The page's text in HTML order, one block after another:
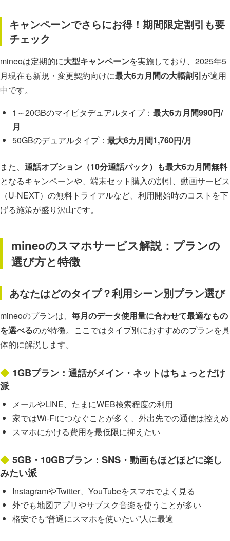
キャンペーンでさらにお得！期間限定割引も要
チェック
mineoは定期的に大型キャンペーンを実施しており、2025年5
月現在も新規・変更契約向けに最大6カ月間の大幅割引が適用
中です。
1～20GBのマイピタデュアルタイプ： 最大6カ月間990円/
月
50GBのデュアルタイプ： 最大6カ月間1,760円/月
また、 通話オプション（10分通話パック）も最大6カ月間無料
となるキャンペーンや、端末セット購入の割引、動画サービス
（U-NEXT）の無料トライアルなど、利用開始時のコストを下
げる施策が盛り沢山です。
mineoのスマホサービス解説：プランの
選び方と特徴
あなたはどのタイプ？利用シーン別プラン選び
mineoのプランは、 毎月のデータ使用量に合わせて最適なもの
を選べるのが特徴。ここではタイプ別におすすめのプランを具
体的に解説します。
1GBプラン：通話がメイン・ネットはちょっとだけ
派
メールやLINE、たまにWEB検索程度の利用
家ではWi-Fiにつなぐことが多く、外出先での通信は控えめ
スマホにかける費用を最低限に抑えたい
5GB・10GBプラン：SNS・動画もほどほどに楽し
みたい派
InstagramやTwitter、YouTubeをスマホでよく見る
外でも地図アプリやサブスク音楽を使うことが多い
格安でも“普通にスマホを使いたい”人に最適